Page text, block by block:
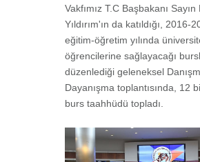
Vakfımız T.C Başbakanı Sayın
Yıldırım'ın da katıldığı, 2016-
eğitim-öğretim yılında
öğrencilerine sağlayacağı
düzenlediği geleneksel
Dayanışma toplantısında, 12
burs taahhüdü topladı.